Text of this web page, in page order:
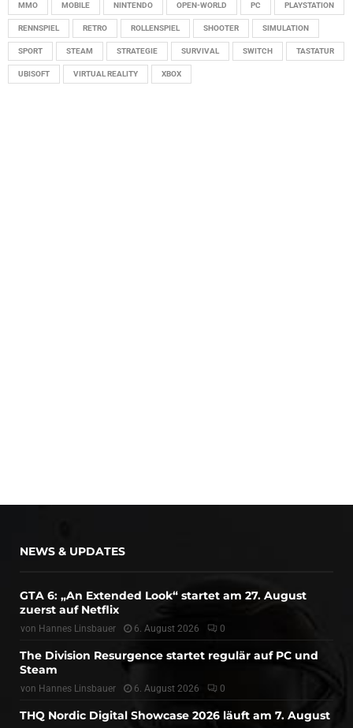
MMO MOBILE NINTENDO OPEN-WORLD PC PLAYSTATION
RENNSPIEL RETRO ROLLENSPIEL SHOOTER SIMULATION
SPORT STEAM STRATEGIE SURVIVAL SWITCH TASTATUR
UBISOFT VIRTUAL REALITY XBOX
NEWS & UPDATES
GTA 6: „An Extended Look“ startet am 27. August
zuerst auf Netflix
von Hannes Linsbauer 6. August 2026 0
The Division Resurgence startet regulär auf PC und
Steam
von Hannes Linsbauer 6. August 2026 0
THQ Nordic Digital Showcase 2026 läuft am 7. August